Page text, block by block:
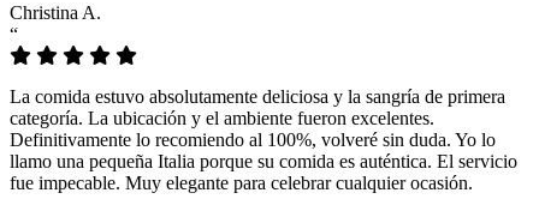
Christina A.
“
La comida estuvo absolutamente deliciosa y la sangría de primera
categoría. La ubicación y el ambiente fueron excelentes.
Definitivamente lo recomiendo al 100%, volveré sin duda. Yo lo
llamo una pequeña Italia porque su comida es auténtica. El servicio
fue impecable. Muy elegante para celebrar cualquier ocasión.